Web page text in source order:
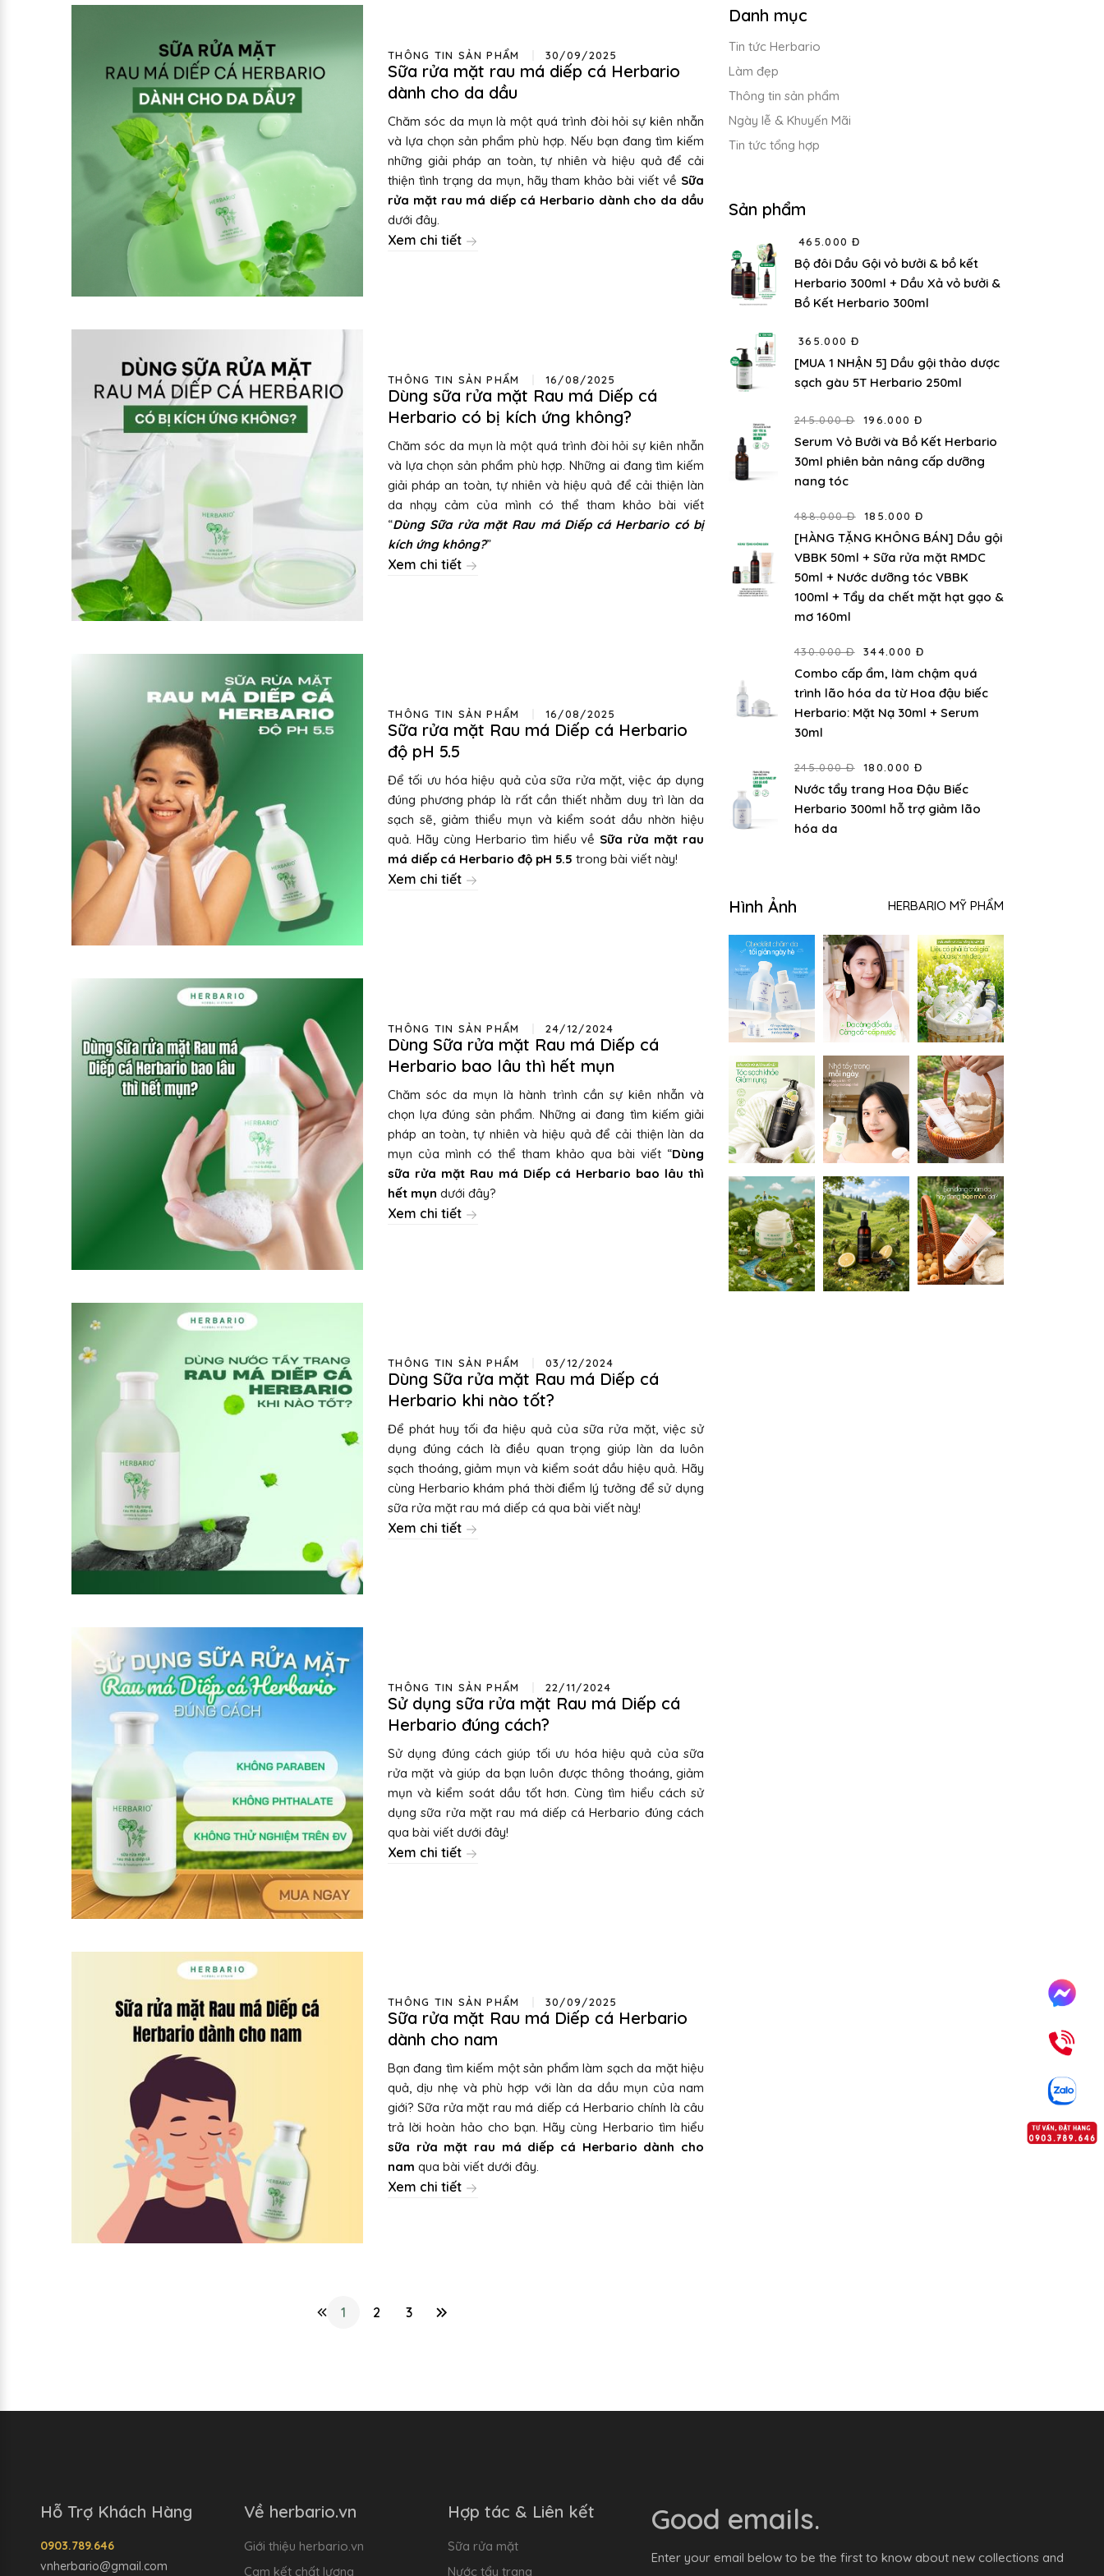
THÔNG TIN SẢN PHẨM 30/09/2025
Sữa rửa mặt rau má diếp cá Herbario
dành cho da dầu
Chăm sóc da mụn là một quá trình đòi hỏi sự kiên nhẫn
và lựa chọn sản phẩm phù hợp. Nếu bạn đang tìm kiếm
những giải pháp an toàn, tự nhiên và hiệu quả để cải
thiện tình trạng da mụn, hãy tham khảo bài viết về Sữa
rửa mặt rau má diếp cá Herbario dành cho da dầu
dưới đây.
Xem chi tiết
THÔNG TIN SẢN PHẨM 16/08/2025
Dùng sữa rửa mặt Rau má Diếp cá
Herbario có bị kích ứng không?
Chăm sóc da mụn là một quá trình đòi hỏi sự kiên nhẫn
và lựa chọn sản phẩm phù hợp. Những ai đang tìm kiếm
giải pháp an toàn, tự nhiên và hiệu quả để cải thiện làn
da nhạy cảm của mình có thể tham khảo bài viết
“Dùng Sữa rửa mặt Rau má Diếp cá Herbario có bị
kích ứng không?”
Xem chi tiết
THÔNG TIN SẢN PHẨM 16/08/2025
Sữa rửa mặt Rau má Diếp cá Herbario
độ pH 5.5
Để tối ưu hóa hiệu quả của sữa rửa mặt, việc áp dụng
đúng phương pháp là rất cần thiết nhằm duy trì làn da
sạch sẽ, giảm thiểu mụn và kiểm soát dầu nhờn hiệu
quả. Hãy cùng Herbario tìm hiểu về Sữa rửa mặt rau
má diếp cá Herbario độ pH 5.5 trong bài viết này!
Xem chi tiết
THÔNG TIN SẢN PHẨM 24/12/2024
Dùng Sữa rửa mặt Rau má Diếp cá
Herbario bao lâu thì hết mụn
Chăm sóc da mụn là hành trình cần sự kiên nhẫn và
chọn lựa đúng sản phẩm. Những ai đang tìm kiếm giải
pháp an toàn, tự nhiên và hiệu quả để cải thiện làn da
mụn của mình có thể tham khảo qua bài viết “Dùng
sữa rửa mặt Rau má Diếp cá Herbario bao lâu thì
hết mụn dưới đây?
Xem chi tiết
THÔNG TIN SẢN PHẨM 03/12/2024
Dùng Sữa rửa mặt Rau má Diếp cá
Herbario khi nào tốt?
Để phát huy tối đa hiệu quả của sữa rửa mặt, việc sử
dụng đúng cách là điều quan trọng giúp làn da luôn
sạch thoáng, giảm mụn và kiểm soát dầu hiệu quả. Hãy
cùng Herbario khám phá thời điểm lý tưởng để sử dụng
sữa rửa mặt rau má diếp cá qua bài viết này!
Xem chi tiết
THÔNG TIN SẢN PHẨM 22/11/2024
Sử dụng sữa rửa mặt Rau má Diếp cá
Herbario đúng cách?
Sử dụng đúng cách giúp tối ưu hóa hiệu quả của sữa
rửa mặt và giúp da bạn luôn được thông thoáng, giảm
mụn và kiểm soát dầu tốt hơn. Cùng tìm hiểu cách sử
dụng sữa rửa mặt rau má diếp cá Herbario đúng cách
qua bài viết dưới đây!
Xem chi tiết
THÔNG TIN SẢN PHẨM 30/09/2025
Sữa rửa mặt Rau má Diếp cá Herbario
dành cho nam
Bạn đang tìm kiếm một sản phẩm làm sạch da mặt hiệu
quả, dịu nhẹ và phù hợp với làn da dầu mụn của nam
giới? Sữa rửa mặt rau má diếp cá Herbario chính là câu
trả lời hoàn hảo cho bạn. Hãy cùng Herbario tìm hiểu
sữa rửa mặt rau má diếp cá Herbario dành cho
nam qua bài viết dưới đây.
Xem chi tiết
1 2 3
Danh mục
Tin tức Herbario
Làm đẹp
Thông tin sản phẩm
Ngày lễ & Khuyến Mãi
Tin tức tổng hợp
Sản phẩm
465.000 Đ
Bộ đôi Dầu Gội vỏ bưởi & bồ kết
Herbario 300ml + Dầu Xả vỏ bưởi &
Bồ Kết Herbario 300ml
365.000 Đ
[MUA 1 NHẬN 5] Dầu gội thảo dược
sạch gàu 5T Herbario 250ml
245.000 Đ 196.000 Đ
Serum Vỏ Bưởi và Bồ Kết Herbario
30ml phiên bản nâng cấp dưỡng
nang tóc
488.000 Đ 185.000 Đ
[HÀNG TẶNG KHÔNG BÁN] Dầu gội
VBBK 50ml + Sữa rửa mặt RMDC
50ml + Nước dưỡng tóc VBBK
100ml + Tẩy da chết mặt hạt gạo &
mơ 160ml
430.000 Đ 344.000 Đ
Combo cấp ẩm, làm chậm quá
trình lão hóa da từ Hoa đậu biếc
Herbario: Mặt Nạ 30ml + Serum
30ml
245.000 Đ 180.000 Đ
Nước tẩy trang Hoa Đậu Biếc
Herbario 300ml hỗ trợ giảm lão
hóa da
Hình Ảnh HERBARIO MỸ PHẨM
Hỗ Trợ Khách Hàng
0903.789.646
vnherbario@gmail.com
Về herbario.vn
Giới thiệu herbario.vn
Cam kết chất lượng
Hợp tác & Liên kết
Sữa rửa mặt
Nước tẩy trang
Good emails.
Enter your email below to be the first to know about new collections and